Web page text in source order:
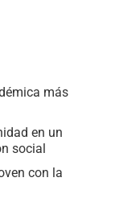
más
en un
social
con la